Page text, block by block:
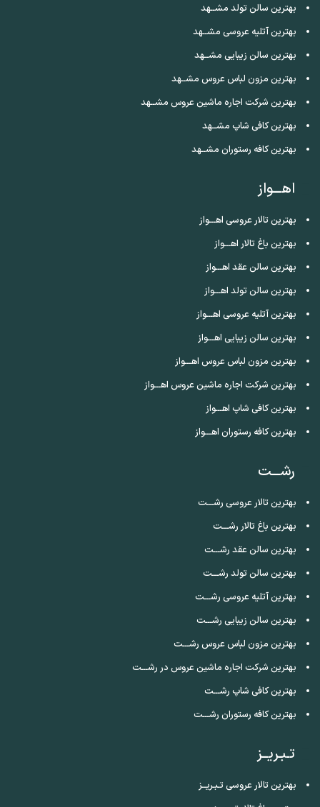
بهترین سالن تولد مشــهد
بهترین آتلیه عروسی مشــهد
بهترین سالن زیبایی مشــهد
بهترین مزون لباس عروس مشــهد
بهترین شرکت اجاره ماشین عروس مشــهد
بهترین کافی شاپ مشــهد
بهترین کافه رستوران مشــهد
اهـــواز
بهترین تالار عروسی اهـــواز
بهترین باغ تالار اهـــواز
بهترین سالن عقد اهـــواز
بهترین سالن تولد اهـــواز
بهترین آتلیه عروسی اهـــواز
بهترین سالن زیبایی اهـــواز
بهترین مزون لباس عروس اهـــواز
بهترین شرکت اجاره ماشین عروس اهـــواز
بهترین کافی شاپ اهـــواز
بهترین کافه رستوران اهـــواز
رشـــت
بهترین تالار عروسی رشـــت
بهترین باغ تالار رشـــت
بهترین سالن عقد رشـــت
بهترین سالن تولد رشـــت
بهترین آتلیه عروسی رشـــت
بهترین سالن زیبایی رشـــت
بهترین مزون لباس عروس رشـــت
بهترین شرکت اجاره ماشین عروس در رشـــت
بهترین کافی شاپ رشـــت
بهترین کافه رستوران رشـــت
تـبـریــز
بهترین تالار عروسی تـبـریــز